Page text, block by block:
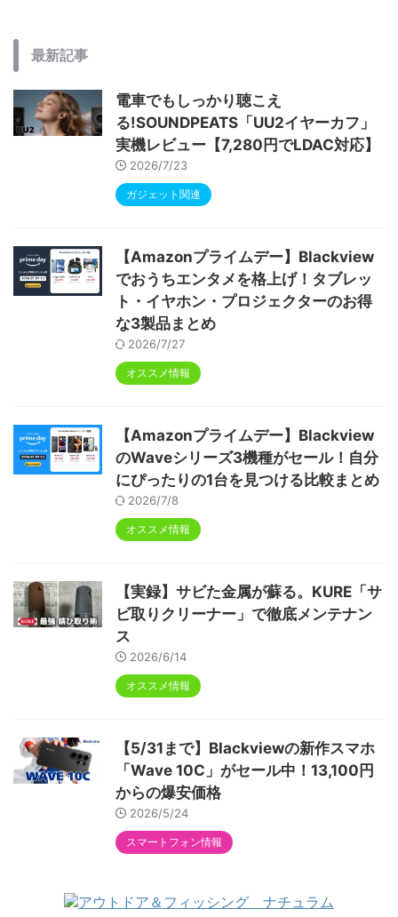
【5/31まで】Blackviewの新作スマホ
「Wave 10C」がセール中！13,100円
からの爆安価格
2026/5/24
スマートフォン情報
最新記事
電車でもしっかり聴こえ
る!SOUNDPEATS「UU2イヤーカフ」
実機レビュー【7,280円でLDAC対応】
2026/7/23
【Amazonプライムデー】Blackview
でおうちエンタメを格上げ！タブレッ
ト・イヤホン・プロジェクターのお得
な3製品まとめ
【Amazonプライムデー】Blackview
のWaveシリーズ3機種がセール！自分
にぴったりの1台を見つける比較まとめ
【実録】サビた金属が蘇る。KURE「サ
ビ取りクリーナー」で徹底メンテナン
ス